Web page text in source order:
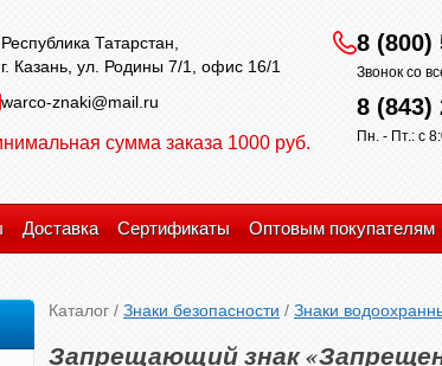
Республика Татарстан,
г. Казань, ул. Родины 7/1, офис 16/1
warco-znaki@mail.ru
сумма заказа 1000 руб.
8 (800)
Звонок со
8 (843)
Пн. - Пт.: с
Доставка Сертификаты Оптовым покупателям
Каталог / Знаки безопасности / Знаки
Запрещающий знак